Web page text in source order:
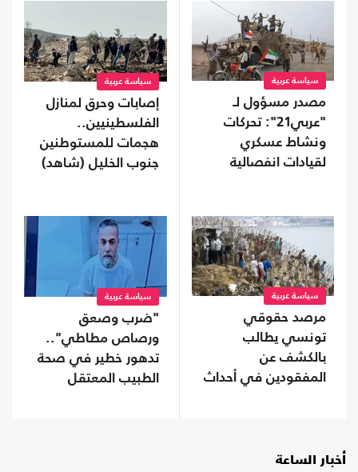
سياسة عربية
مصدر مسؤول لـ
"عربي21": تحركات
ونشاط عسكري
لقيادات انفصالية
سياسة عربية
إصابات وحرق لمنازل
الفلسطينيين..
هجمات للمستوطنين
جنوب الخليل (شاهد)
سياسة عربية
مرصد حقوقي
تونسي يطالب
بالكشف عن
المفقودين في أحداث
سياسة عربية
"ضرب وصعق
ورصاص مطاطي"..
تدهور خطير في صحة
الطبيب المعتقل
أخبار الساعة